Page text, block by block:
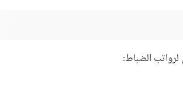
الضباط: